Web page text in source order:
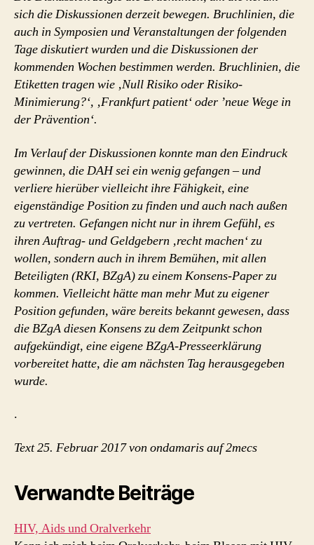
sich die Diskussionen derzeit bewegen. Bruchlinien, die
auch in Symposien und Veranstaltungen der folgenden
Tage diskutiert wurden und die Diskussionen der
kommenden Wochen bestimmen werden. Bruchlinien, die
Etiketten tragen wie ‚Null Risiko oder Risiko-
Minimierung?‘, ‚Frankfurt patient‘ oder ’neue Wege in
der Prävention‘.
Im Verlauf der Diskussionen konnte man den Eindruck
gewinnen, die DAH sei ein wenig gefangen – und
verliere hierüber vielleicht ihre Fähigkeit, eine
eigenständige Position zu finden und auch nach außen
zu vertreten. Gefangen nicht nur in ihrem Gefühl, es
ihren Auftrag- und Geldgebern ‚recht machen‘ zu
wollen, sondern auch in ihrem Bemühen, mit allen
Beteiligten (RKI, BZgA) zu einem Konsens-Paper zu
kommen. Vielleicht hätte man mehr Mut zu eigener
Position gefunden, wäre bereits bekannt gewesen, dass
die BZgA diesen Konsens zu dem Zeitpunkt schon
aufgekündigt, eine eigene BZgA-Presseerklärung
vorbereitet hatte, die am nächsten Tag herausgegeben
wurde.
.
Text 25. Februar 2017 von ondamaris auf 2mecs
Verwandte Beiträge
HIV, Aids und Oralverkehr